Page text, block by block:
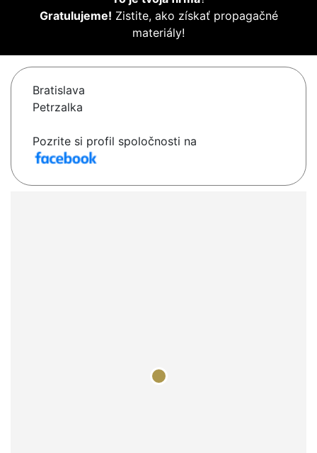
Gratulujeme! Zistite, ako získať propagačné
materiály!
Bratislava
Petrzalka
Pozrite si profil spoločnosti na